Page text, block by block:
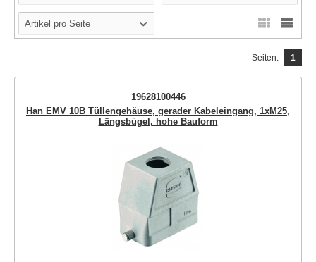
Artikel pro Seite
Seiten: 1
19628100446
Han EMV 10B Tüllengehäuse, gerader Kabeleingang, 1xM25,
Längsbügel, hohe Bauform